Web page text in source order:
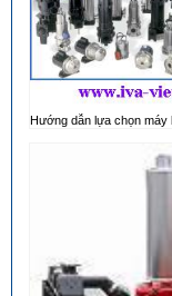
Hướng dẫn lựa chọn